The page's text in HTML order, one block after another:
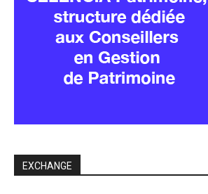
EXCHANGE